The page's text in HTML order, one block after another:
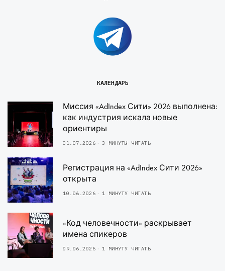
КАЛЕНДАРЬ
Миссия «AdIndex Сити» 2026 выполнена:
как индустрия искала новые
ориентиры
01.07.2026 3 МИНУТЫ ЧИТАТЬ
Регистрация на «AdIndex Сити 2026»
открыта
10.06.2026 1 МИНУТУ ЧИТАТЬ
«Код человечности» раскрывает
имена спикеров
09.06.2026 1 МИНУТУ ЧИТАТЬ